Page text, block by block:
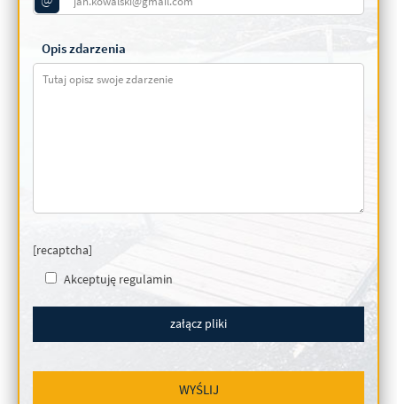
Opis zdarzenia
[recaptcha]
Akceptuję regulamin
załącz pliki